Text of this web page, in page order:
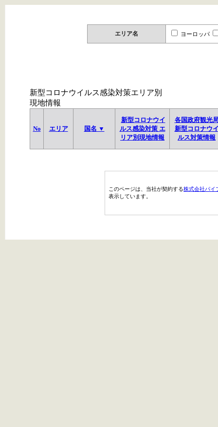
エリア名 ヨーロッパ
新型コロナウイルス感染対策エリア別
現地情報
No エリア 国名 ▼
新型コロナウイ
ルス感染対策 エ
リア別現地情報
各国政府観光
新型コロナウ
ルス対策情報
このページは、当社が契約する株式会社パイ
表示しています。